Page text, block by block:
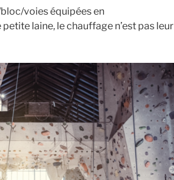
voies équipées en
laine, le chauffage n’est pas leur